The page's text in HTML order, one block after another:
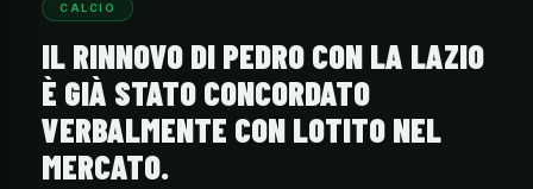
CALCIO
IL RINNOVO DI PEDRO CON LA LAZIO
È GIÀ STATO CONCORDATO
VERBALMENTE CON LOTITO NEL
MERCATO.